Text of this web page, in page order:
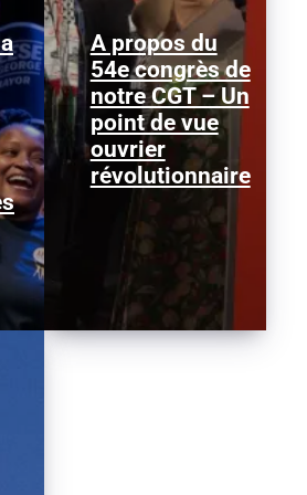
a
A propos du
54e congrès de
notre CGT – Un
point de vue
ouvrier
révolutionnaire
Nous publions ci-
dessous ce texte afin
d’alimenter le débat au
sein de la CGT, dans la
perspective...